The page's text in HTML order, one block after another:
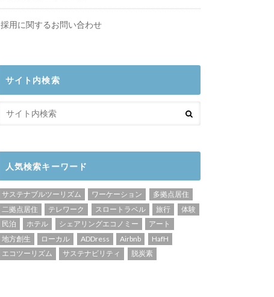
採用に関するお問い合わせ
サイト内検索
人気検索キーワード
サステナブルツーリズム ワーケーション
多拠点居住
二拠点居住
テレワーク スロートラベル 旅行
体験
民泊
ホテル シェアリングエコノミー
アート
地方創生
ローカル ADDress Airbnb
HafH
エコツーリズム
サステナビリティ 脱炭素